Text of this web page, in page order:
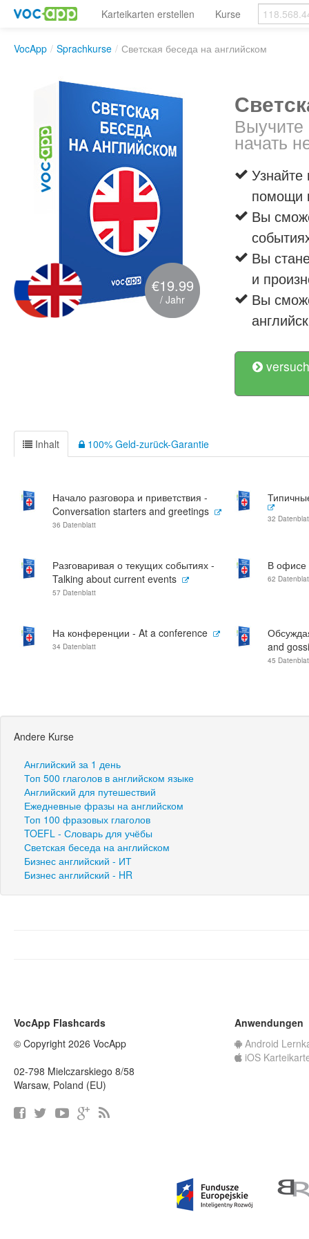
Karteikarten erstellen Kurse
VocApp / Sprachkurse / Светская беседа на английском
€19.99
/ Jahr
Выучите
начать
помощи
Вы
Вы
и
Вы
Inhalt 100% Geld-zurück-Garantie
Начало разговора и приветствия -
Conversation starters and greetings
36 Datenblatt
32
Разговаривая о текущих событиях -
Talking about current events
57 Datenblatt
В офисе
62
На конференции - At a conference
34 Datenblatt
and
45
Andere Kurse
Английский за 1 день
Топ 500 глаголов в английском языке
Английский для путешествий
Ежедневные фразы на английском
Топ 100 фразовых глаголов
TOEFL - Словарь для учёбы
Светская беседа на английском
Бизнес английский - ИТ
Бизнес английский - HR
VocApp Flashcards
© Copyright 2026 VocApp
02-798 Mielczarskiego 8/58
Warsaw, Poland (EU)
Anwendungen
Android
iOS